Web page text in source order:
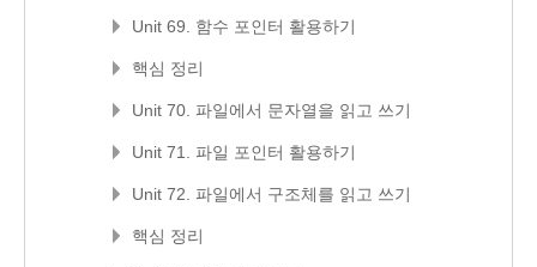
Unit 69. 함수 포인터 활용하기
핵심 정리
Unit 70. 파일에서 문자열을 읽고 쓰기
Unit 71. 파일 포인터 활용하기
Unit 72. 파일에서 구조체를 읽고 쓰기
핵심 정리